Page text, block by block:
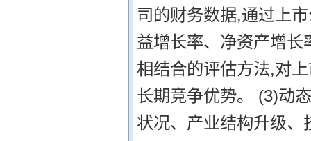
司的财务数据,通过上
益增长率、净资产增
相结合的评估方法,对
长期竞争优势。 (3)动
状况、产业结构升级